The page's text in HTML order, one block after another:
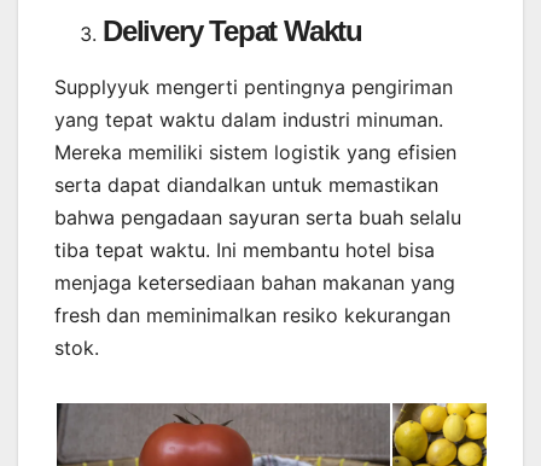
Delivery Tepat Waktu
Supplyyuk mengerti pentingnya pengiriman
yang tepat waktu dalam industri minuman.
Mereka memiliki sistem logistik yang efisien
serta dapat diandalkan untuk memastikan
bahwa pengadaan sayuran serta buah selalu
tiba tepat waktu. Ini membantu hotel bisa
menjaga ketersediaan bahan makanan yang
fresh dan meminimalkan resiko kekurangan
stok.